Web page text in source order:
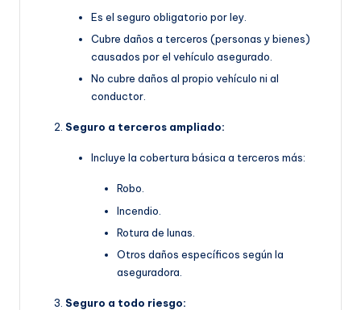
Es el seguro obligatorio por ley.
Cubre daños a terceros (personas y bienes)
causados por el vehículo asegurado.
No cubre daños al propio vehículo ni al
conductor.
Seguro a terceros ampliado:
Incluye la cobertura básica a terceros más:
Robo.
Incendio.
Rotura de lunas.
Otros daños específicos según la
aseguradora.
Seguro a todo riesgo: